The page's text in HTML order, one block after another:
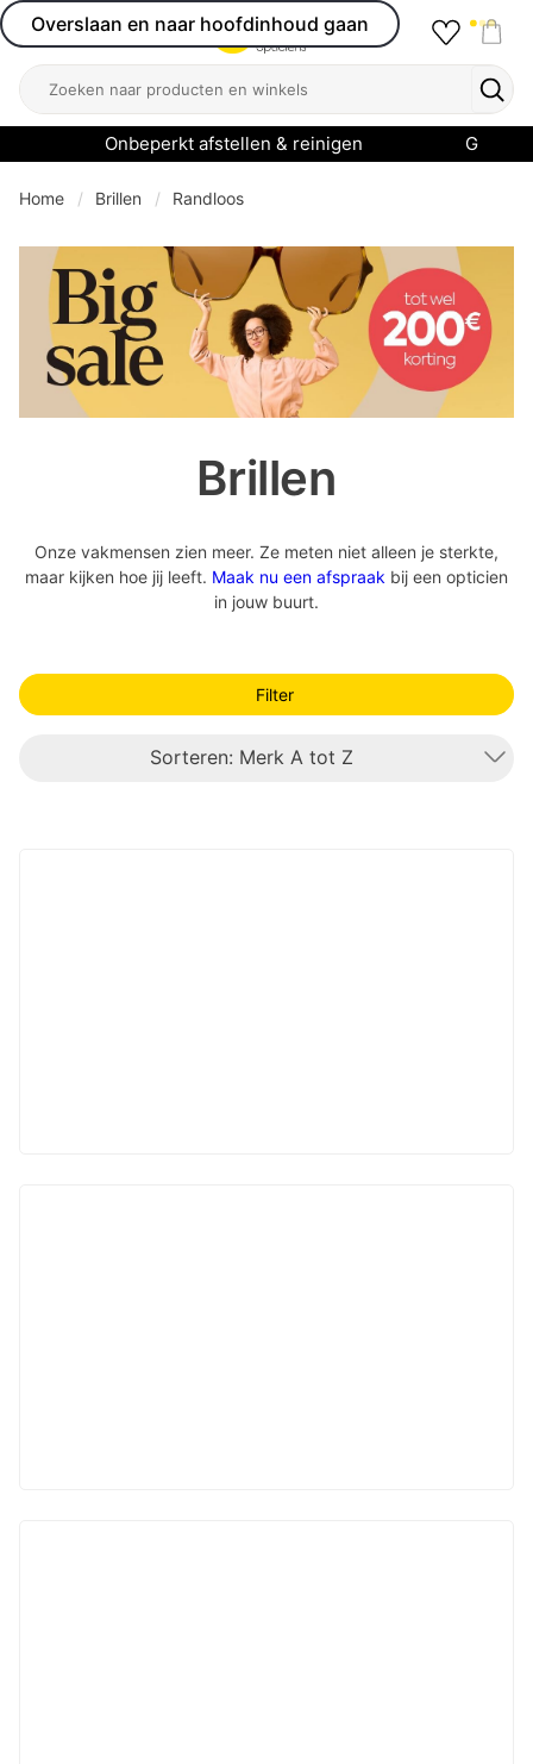
Overslaan en naar hoofdinhoud gaan
Open menu
Zoeken
Onbeperkt afstellen & reinigen
menu
Home Brillen Randloos
Brillen
Onze vakmensen zien meer. Ze meten niet alleen je sterkte,
maar kijken hoe jij leeft. Maak nu een afspraak bij een opticien
in jouw buurt.
Filter
Sorteren: Merk A tot Z